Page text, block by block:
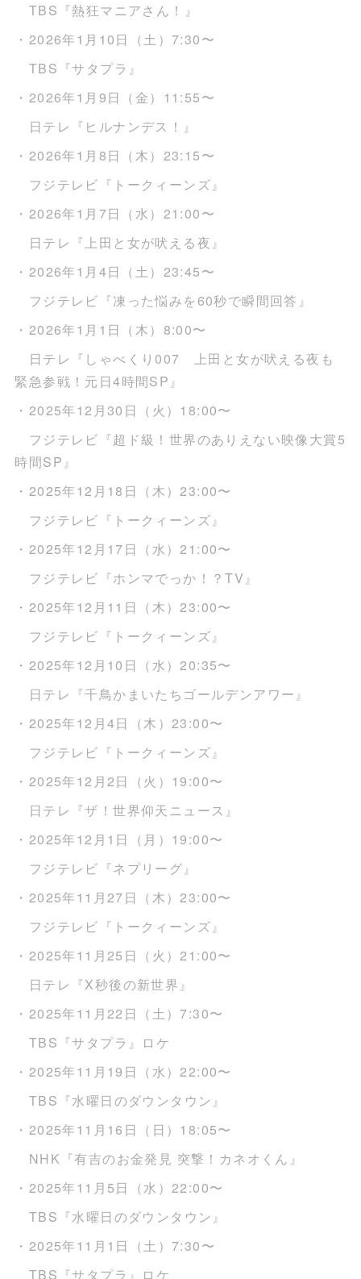
TBS『熱狂マニアさん！』
・2026年1月10日（土）7:30〜
TBS『サタプラ』
・2026年1月9日（金）11:55〜
日テレ『ヒルナンデス！』
・2026年1月8日（木）23:15〜
フジテレビ『トークィーンズ』
・2026年1月7日（水）21:00〜
日テレ『上田と女が吠える夜』
・2026年1月4日（土）23:45〜
フジテレビ『凍った悩みを60秒で瞬間回答』
・2026年1月1日（木）8:00〜
日テレ『しゃべくり007 上田と女が吠える夜も
緊急参戦！元日4時間SP』
・2025年12月30日（火）18:00〜
フジテレビ『超ド級！世界のありえない映像大賞5
時間SP』
・2025年12月18日（木）23:00〜
フジテレビ『トークィーンズ』
・2025年12月17日（水）21:00〜
フジテレビ『ホンマでっか！？TV』
・2025年12月11日（木）23:00〜
フジテレビ『トークィーンズ』
・2025年12月10日（水）20:35〜
日テレ『千鳥かまいたちゴールデンアワー』
・2025年12月4日（木）23:00〜
フジテレビ『トークィーンズ』
・2025年12月2日（火）19:00〜
日テレ『ザ！世界仰天ニュース』
・2025年12月1日（月）19:00〜
フジテレビ『ネプリーグ』
・2025年11月27日（木）23:00〜
フジテレビ『トークィーンズ』
・2025年11月25日（火）21:00〜
日テレ『X秒後の新世界』
・2025年11月22日（土）7:30〜
TBS『サタプラ』ロケ
・2025年11月19日（水）22:00〜
TBS『水曜日のダウンタウン』
・2025年11月16日（日）18:05〜
NHK『有吉のお金発見 突撃！カネオくん』
・2025年11月5日（水）22:00〜
TBS『水曜日のダウンタウン』
・2025年11月1日（土）7:30〜
TBS『サタプラ』ロケ